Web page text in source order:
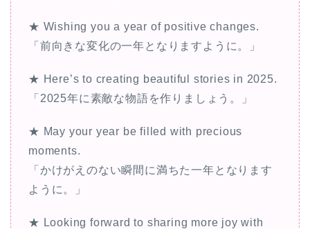
★ Wishing you a year of positive changes.
「前向きな変化の一年となりますように。」
★ Here’s to creating beautiful stories in 2025.
「2025年に素敵な物語を作りましょう。」
★ May your year be filled with precious
moments.
「かけがえのない瞬間に満ちた一年となります
ように。」
★ Looking forward to sharing more joy with